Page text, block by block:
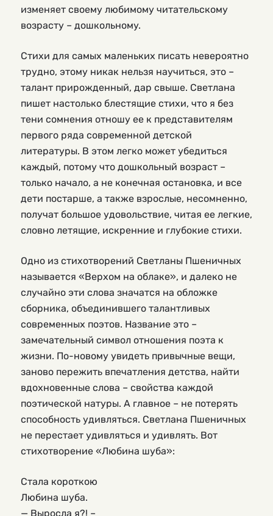
изменяет своему любимому читательскому
возрасту – дошкольному.
Стихи для самых маленьких писать невероятно
трудно, этому никак нельзя научиться, это –
талант прирожденный, дар свыше. Светлана
пишет настолько блестящие стихи, что я без
тени сомнения отношу ее к представителям
первого ряда современной детской
литературы. В этом легко может убедиться
каждый, потому что дошкольный возраст –
только начало, а не конечная остановка, и все
дети постарше, а также взрослые, несомненно,
получат большое удовольствие, читая ее легкие,
словно летящие, искренние и глубокие стихи.
Одно из стихотворений Светланы Пшеничных
называется «Верхом на облаке», и далеко не
случайно эти слова значатся на обложке
сборника, объединившего талантливых
современных поэтов. Название это –
замечательный символ отношения поэта к
жизни. По-новому увидеть привычные вещи,
заново пережить впечатления детства, найти
вдохновенные слова – свойства каждой
поэтической натуры. А главное – не потерять
способность удивляться. Светлана Пшеничных
не перестает удивляться и удивлять. Вот
стихотворение «Любина шуба»:
Стала короткою
Любина шуба.
— Выросла я?! –